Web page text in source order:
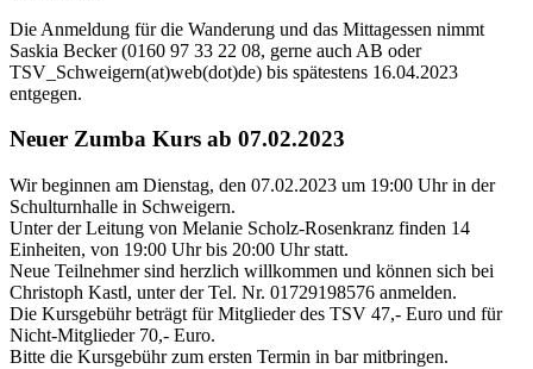
Die Anmeldung für die Wanderung und das Mittagessen nimmt
Saskia Becker (0160 97 33 22 08, gerne auch AB oder
TSV_Schweigern(at)web(dot)de) bis spätestens 16.04.2023
entgegen.
Neuer Zumba Kurs ab 07.02.2023
Wir beginnen am Dienstag, den 07.02.2023 um 19:00 Uhr in der
Schulturnhalle in Schweigern.
Unter der Leitung von Melanie Scholz-Rosenkranz finden 14
Einheiten, von 19:00 Uhr bis 20:00 Uhr statt.
Neue Teilnehmer sind herzlich willkommen und können sich bei
Christoph Kastl, unter der Tel. Nr. 01729198576 anmelden.
Die Kursgebühr beträgt für Mitglieder des TSV 47,- Euro und für
Nicht-Mitglieder 70,- Euro.
Bitte die Kursgebühr zum ersten Termin in bar mitbringen.